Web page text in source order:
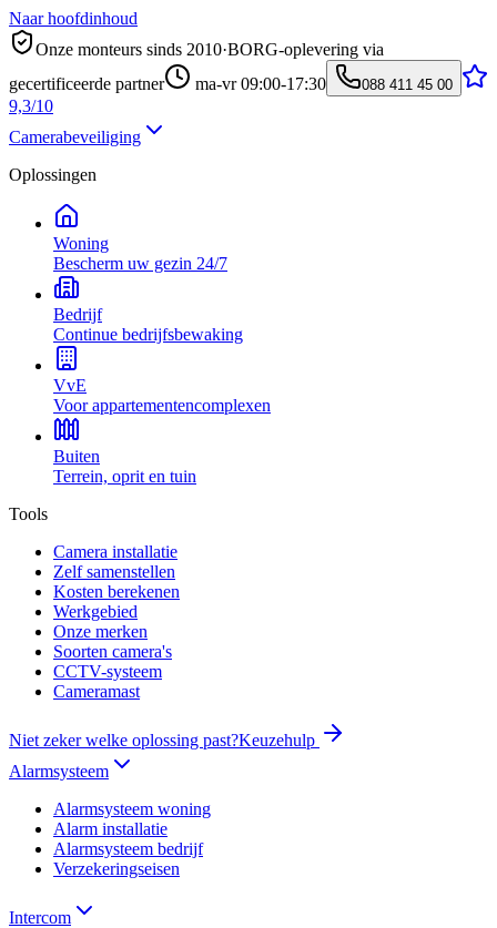
Naar hoofdinhoud
Onze monteurs sinds 2010·BORG-oplevering via
gecertificeerde partner
ma-vr 09:00-17:30 088 411 45 00
9,3/10
Camerabeveiliging
Oplossingen
Woning
Bescherm uw gezin 24/7
Bedrijf
Continue bedrijfsbewaking
VvE
Voor appartementencomplexen
Buiten
Terrein, oprit en tuin
Tools
Camera installatie
Zelf samenstellen
Kosten berekenen
Werkgebied
Onze merken
Soorten camera's
CCTV-systeem
Cameramast
Niet zeker welke oplossing past?Keuzehulp
Alarmsysteem
Alarmsysteem woning
Alarm installatie
Alarmsysteem bedrijf
Verzekeringseisen
Intercom